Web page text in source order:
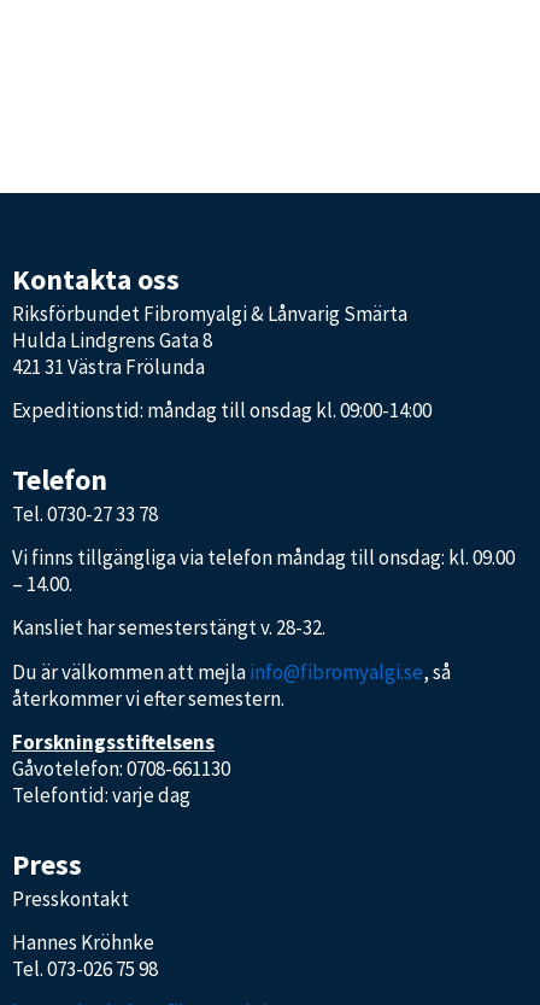
Kontakta oss
Riksförbundet Fibromyalgi & Lånvarig Smärta
Hulda Lindgrens Gata 8
421 31 Västra Frölunda
Expeditionstid: måndag till onsdag kl. 09:00-14:00
Telefon
Tel.0730-27 33 78
Vi finns tillgängliga via telefon måndag till onsdag: kl. 09.00
– 14.00.
Kansliet har semesterstängt v. 28-32.
Du är välkommen att mejlainfo@fibromyalgi.se, så
återkommer vi efter semestern.
Forskningsstiftelsens
Gåvotelefon: 0708-661130
Telefontid: varje dag
Press
Presskontakt
Hannes Kröhnke
Tel.073-026 75 98